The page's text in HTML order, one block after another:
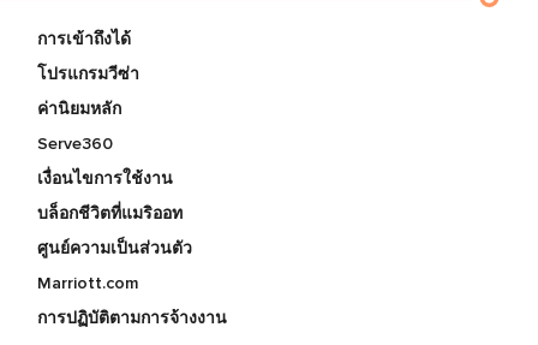
การเข้าถึงได้
โปรแกรมวีซ่า
ค่านิยมหลัก
Serve360
เงื่อนไขการใช้งาน
บล็อกชีวิตที่แมริออท
ศูนย์ความเป็นส่วนตัว
Marriott.com
การปฏิบัติตามการจ้างงาน